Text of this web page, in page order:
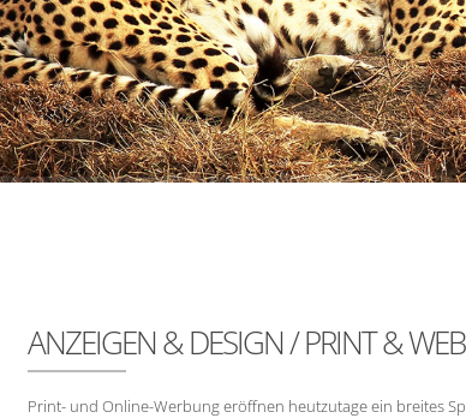
ANZEIGEN & DESIGN / PRINT & WEB
Print- und Online-Werbung eröffnen heutzutage ein breites